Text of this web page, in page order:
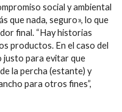
social y ambiental
que nada, seguro», lo que
final. “Hay historias
productos. En el caso del
justo para evitar que
la percha (estante) y
para otros fines”,